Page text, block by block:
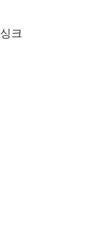
크